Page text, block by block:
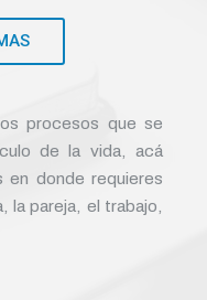
procesos que se
de la vida, acá
en donde requieres
la pareja, el trabajo,